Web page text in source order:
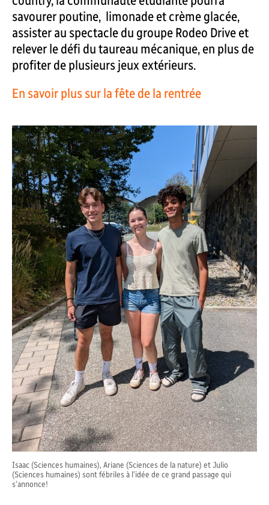
savourer poutine, limonade et crème glacée,
assister au spectacle du groupe Rodeo Drive et
relever le défi du taureau mécanique, en plus de
profiter de plusieurs jeux extérieurs.
En savoir plus sur la fête de la rentrée
Isaac (Sciences humaines), Ariane (Sciences de la nature) et Julio
(Sciences humaines) sont fébriles à l’idée de ce grand passage qui
s’annonce!